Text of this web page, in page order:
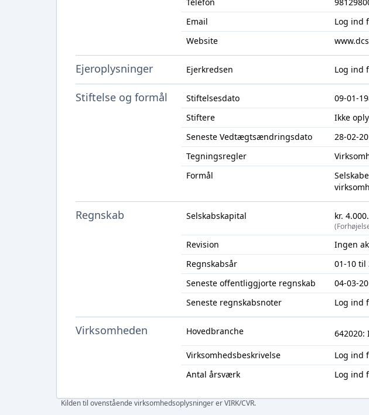
Email
Log ind
Website
Ejeroplysninger Ejerkredsen Log ind
Stiftelse og formål Stiftelsesdato
09-01-
Stiftere
Ikke
Seneste Vedtægtsændringsdato
28-02-
Tegningsregler
Formål
Regnskab Selskabskapital kr.
Revision
Ingen
Regnskabsår
01-10 til
Seneste offentliggjorte regnskab
04-03-
Seneste regnskabsnoter
Log ind
Virksomheden Hovedbranche
642020:
Virksomhedsbeskrivelse
Log ind
Antal årsværk
Log ind
Kilden til ovenstående virksomhedsoplysninger er VIRK/CVR.